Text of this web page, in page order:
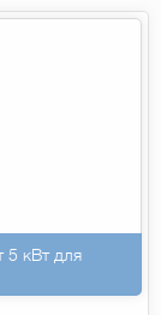
5 кВт для